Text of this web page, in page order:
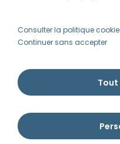
Ammannia © Tous droits réservés
Consulter la politique
Continuer sans accepter